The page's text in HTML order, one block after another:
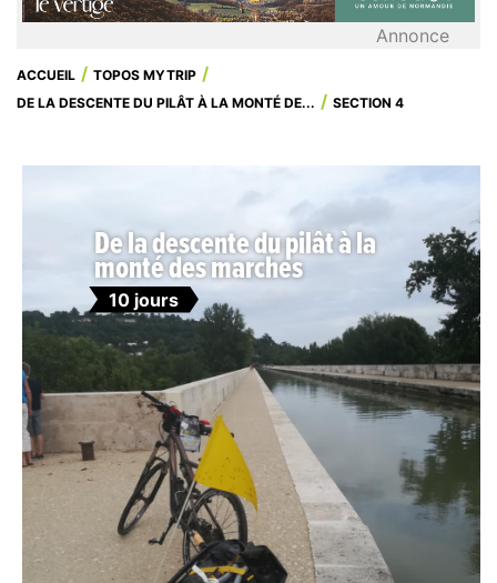
Annonce
ACCUEIL
TOPOS MYTRIP
DE LA DESCENTE DU PILÂT À LA MONTÉ DE...
SECTION 4
De la descente du pilât à la
monté des marches
10 jours